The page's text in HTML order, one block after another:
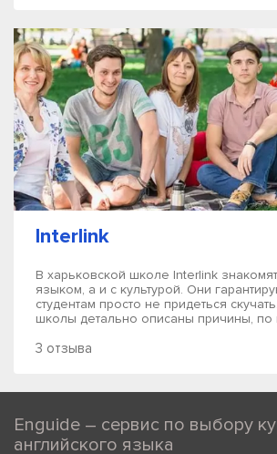
Interlink
В харьковской школе Interlink
языком, а и с культурой. Они
студентам просто не придеться
школы детально описаны причины, по
3 отзыва
Enguide – сервис по выбору
английского языка